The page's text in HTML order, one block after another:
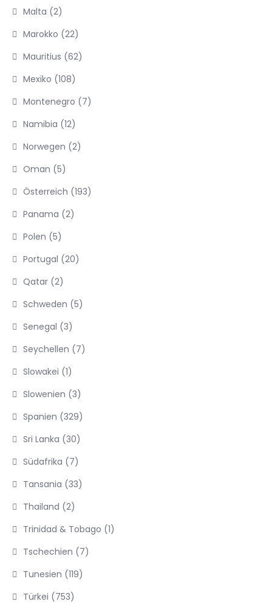
Malta (2)
Marokko (22)
Mauritius (62)
Mexiko (108)
Montenegro (7)
Namibia (12)
Norwegen (2)
Oman (5)
Österreich (193)
Panama (2)
Polen (5)
Portugal (20)
Qatar (2)
Schweden (5)
Senegal (3)
Seychellen (7)
Slowakei (1)
Slowenien (3)
Spanien (329)
Sri Lanka (30)
Südafrika (7)
Tansania (33)
Thailand (2)
Trinidad & Tobago (1)
Tschechien (7)
Tunesien (119)
Türkei (753)